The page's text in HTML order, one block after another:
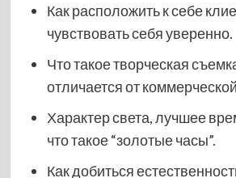
Как расположить к себе
чувствовать себя уверенно.
Что такое творческая
отличается от
Характер света, лучшее
что такое “золотые часы”.
Как добиться